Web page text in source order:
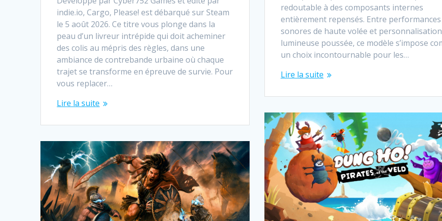
redoutable à des composants internes
entièrement repensés. Entre performances
sonores de haute volée et personnalisation
lumineuse poussée, ce modèle s’impose
un choix incontournable pour les…
Lire la suite
indie.io, Cargo, Please! est débarqué sur Steam
le 5 août 2026. Ce titre vous plonge dans la
peau d’un livreur intrépide qui doit acheminer
des colis au mépris des règles, dans une
ambiance de contrebande urbaine où chaque
trajet se transforme en épreuve de survie. Pour
vous replacer…
Lire la suite